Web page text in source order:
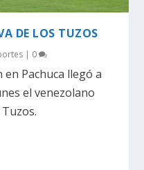
DE LOS TUZOS
| 0
en Pachuca llegó a
el venezolano